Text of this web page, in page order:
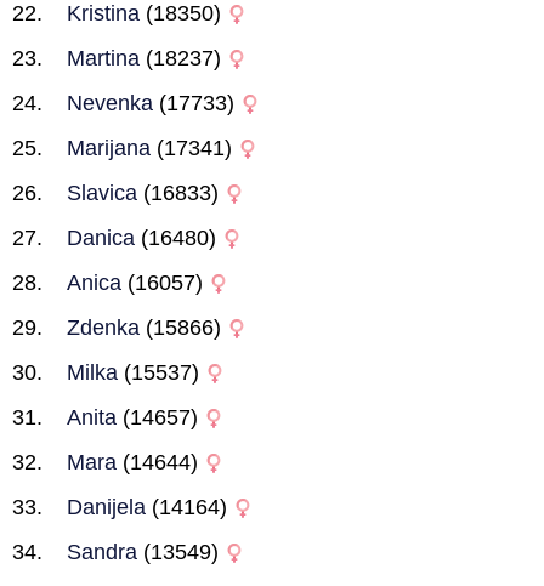
Kristina (18350)
Martina (18237)
Nevenka (17733)
Marijana (17341)
Slavica (16833)
Danica (16480)
Anica (16057)
Zdenka (15866)
Milka (15537)
Anita (14657)
Mara (14644)
Danijela (14164)
Sandra (13549)